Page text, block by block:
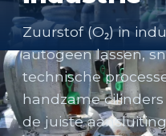
Zuurstof (O₂) in
autogeen lassen,
technische
handzame
de juiste